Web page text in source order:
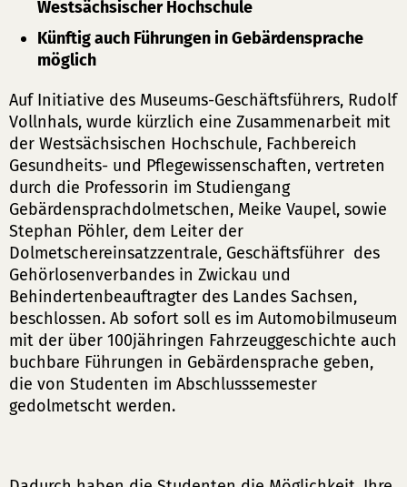
Westsächsischer Hochschule
Künftig auch Führungen in Gebärdensprache
möglich
Auf Initiative des Museums-Geschäftsführers, Rudolf
Vollnhals, wurde kürzlich eine Zusammenarbeit mit
der Westsächsischen Hochschule, Fachbereich
Gesundheits- und Pflegewissenschaften, vertreten
durch die Professorin im Studiengang
Gebärdensprachdolmetschen, Meike Vaupel, sowie
Stephan Pöhler, dem Leiter der
Dolmetschereinsatzzentrale, Geschäftsführer des
Gehörlosenverbandes in Zwickau und
Behindertenbeauftragter des Landes Sachsen,
beschlossen. Ab sofort soll es im Automobilmuseum
mit der über 100jähringen Fahrzeuggeschichte auch
buchbare Führungen in Gebärdensprache geben,
die von Studenten im Abschlusssemester
gedolmetscht werden.